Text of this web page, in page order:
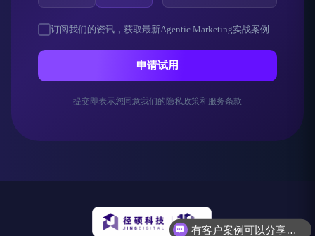
订阅我们的资讯，获取最新Agentic Marketing实战案例
申请试用
提交即表示您同意我们的隐私政策和服务条款
有客户案例可以分享吗？